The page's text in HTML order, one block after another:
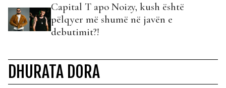
Capital T apo Noizy, kush është
pëlqyer më shumë në javën e
debutimit?!
DHURATA DORA